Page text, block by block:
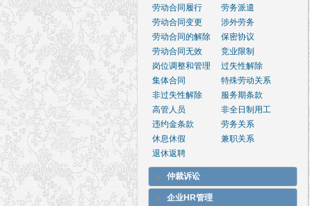
劳动合同履行
劳务派遣
劳动合同变更
涉外劳务
劳动合同的解除
保密协议
劳动合同无效
竞业限制
岗位调整和管理
过失性解除
集体合同
特殊劳动关系
非过失性解除
服务期条款
高管人员
非全日制用工
违约金条款
劳务关系
休息休假
兼职关系
退休返聘
仲裁诉讼
企业HR管理